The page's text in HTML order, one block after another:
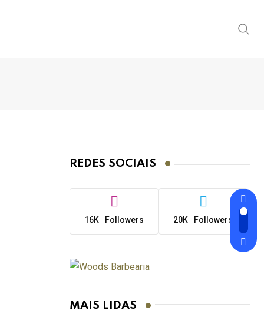
REDES SOCIAIS
16K Followers 20K Followers
MAIS LIDAS